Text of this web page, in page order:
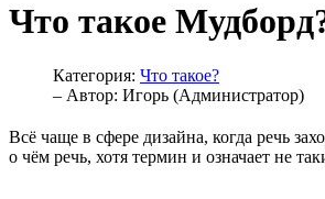
Что такое
Категория: Что такое?
– Автор: Игорь (Администратор)
Всё чаще в сфере дизайна, когда речь
о чём речь, хотя термин и означает не